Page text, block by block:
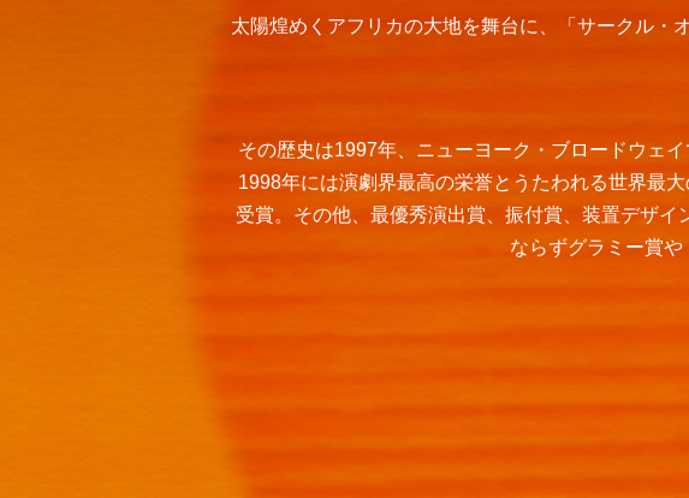
太陽煌めくアフリカの大地を舞台に、「サークル・
その歴史は1997年、ニューヨーク・ブロードウェ
1998年には演劇界最高の栄誉とうたわれる世界最
受賞。その他、最優秀演出賞、振付賞、装置デザ
ならずグラミー賞や